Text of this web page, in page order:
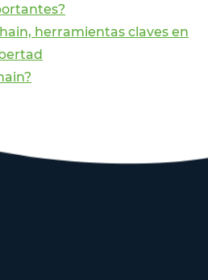
herramientas claves en